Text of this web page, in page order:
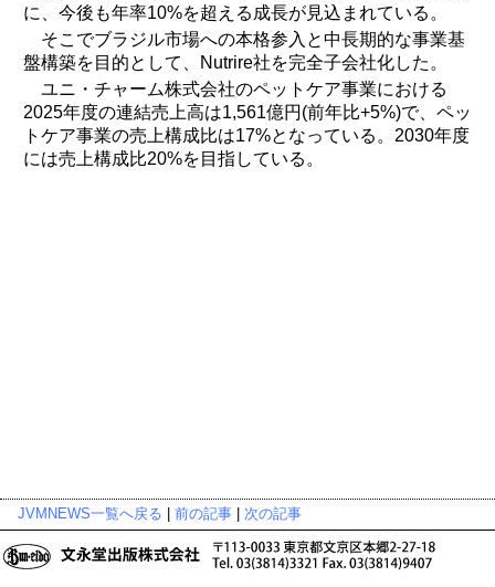
に、今後も年率10%を超える成長が見込まれている。
そこでブラジル市場への本格参入と中長期的な事業基
盤構築を目的として、Nutrire社を完全子会社化した。
ユニ・チャーム株式会社のペットケア事業における
2025年度の連結売上高は1,561億円(前年比+5%)で、ペッ
トケア事業の売上構成比は17%となっている。2030年度
には売上構成比20%を目指している。
JVMNEWS一覧へ戻る 前の記事 次の記事